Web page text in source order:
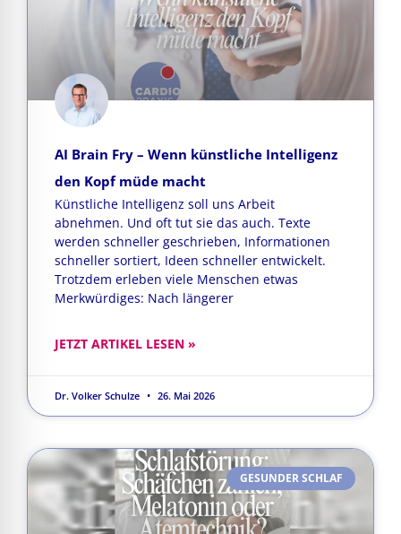
AI Brain Fry – Wenn künstliche Intelligenz
den Kopf müde macht
Künstliche Intelligenz soll uns Arbeit
abnehmen. Und oft tut sie das auch. Texte
werden schneller geschrieben, Informationen
schneller sortiert, Ideen schneller entwickelt.
Trotzdem erleben viele Menschen etwas
Merkwürdiges: Nach längerer
JETZT ARTIKEL LESEN »
Dr. Volker Schulze 26. Mai 2026
GESUNDER SCHLAF